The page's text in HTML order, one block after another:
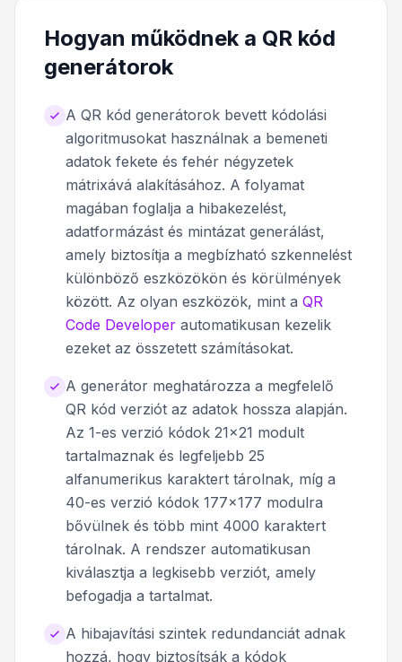
Hogyan működnek a QR kód
generátorok
A QR kód generátorok bevett kódolási
algoritmusokat használnak a bemeneti
adatok fekete és fehér négyzetek
mátrixává alakításához. A folyamat
magában foglalja a hibakezelést,
adatformázást és mintázat generálást,
amely biztosítja a megbízható szkennelést
különböző eszközökön és körülmények
között. Az olyan eszközök, mint a QR
Code Developer automatikusan kezelik
ezeket az összetett számításokat.
A generátor meghatározza a megfelelő
QR kód verziót az adatok hossza alapján.
Az 1-es verzió kódok 21x21 modult
tartalmaznak és legfeljebb 25
alfanumerikus karaktert tárolnak, míg a
40-es verzió kódok 177x177 modulra
bővülnek és több mint 4000 karaktert
tárolnak. A rendszer automatikusan
kiválasztja a legkisebb verziót, amely
befogadja a tartalmat.
A hibajavítási szintek redundanciát adnak
hozzá, hogy biztosítsák a kódok